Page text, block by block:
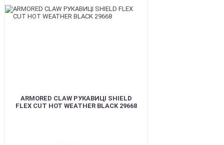
ARMORED CLAW РУКАВИЦІ SHIELD
FLEX CUT HOT WEATHER BLACK 29668